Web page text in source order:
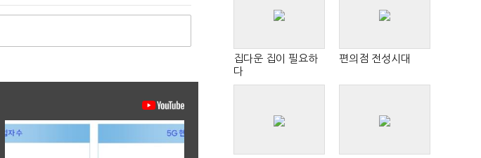
집다운 집이 필요하
다
편의점 전성시대